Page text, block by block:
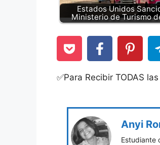
Estados Unidos
Ministerio de Turismo
✅Para Recibir TODAS
Anyi
Estudiante